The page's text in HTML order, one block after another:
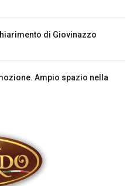
di Giovinazzo
Ampio spazio nella